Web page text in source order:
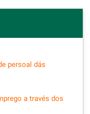
persoal dás
a través dos